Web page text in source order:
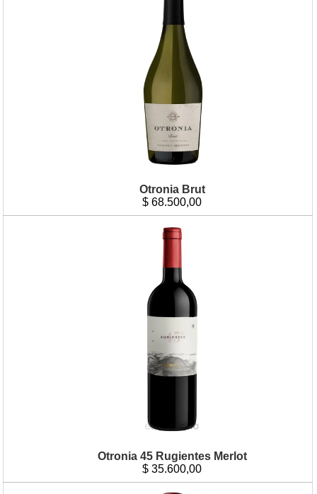
Otronia Brut
$ 68.500,00
Otronia 45 Rugientes Merlot
$ 35.600,00